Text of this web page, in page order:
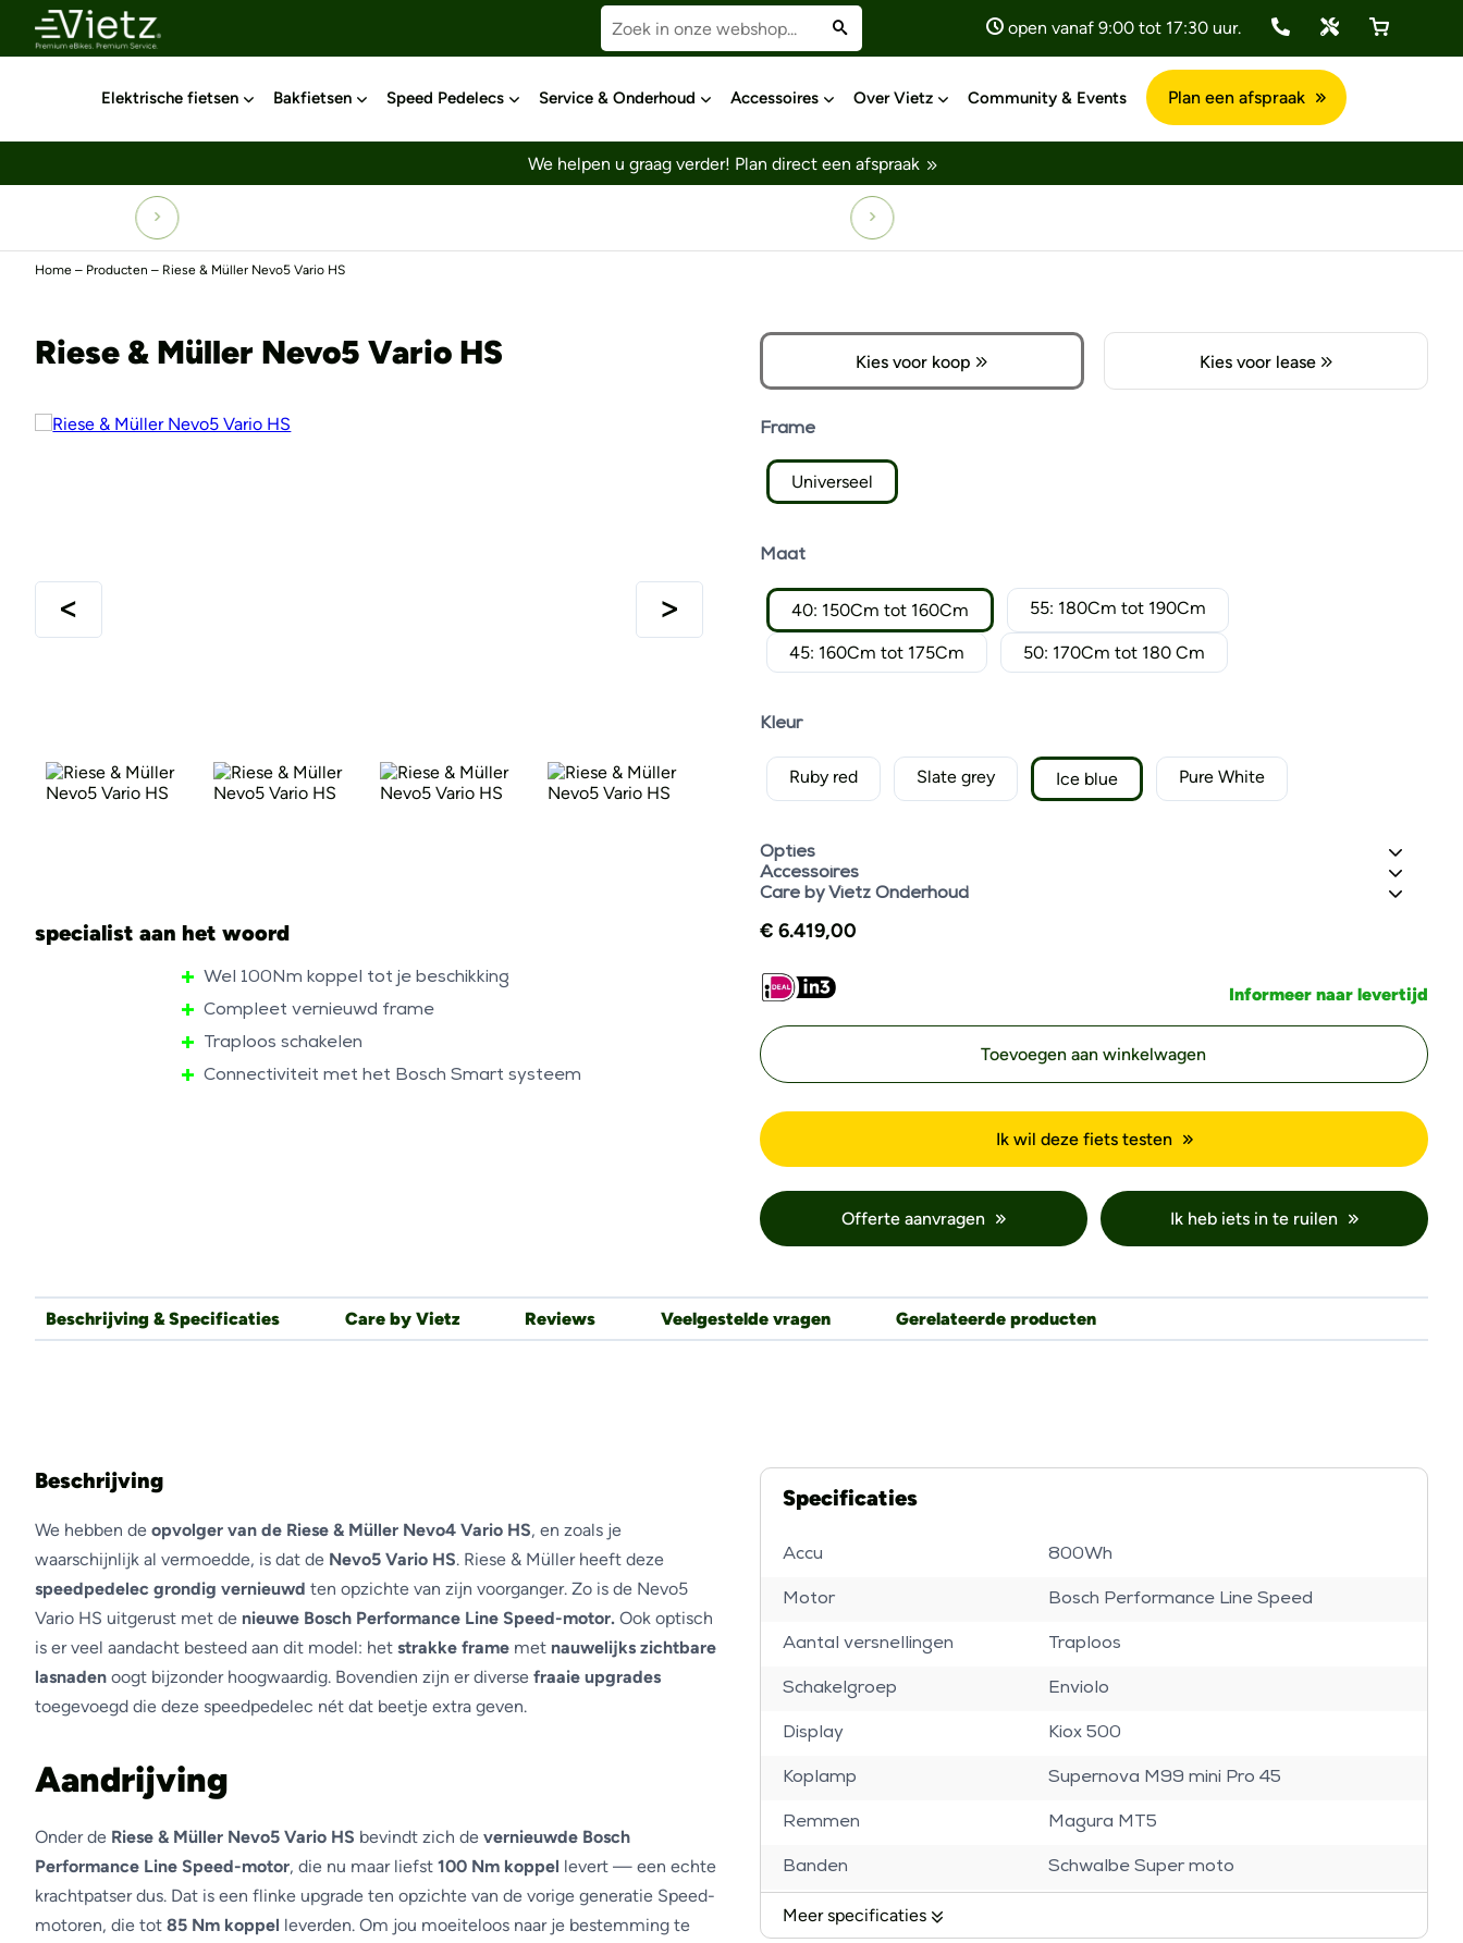
open vanaf 9:00 tot 17:30 uur.
Elektrische fietsen Bakfietsen Speed Pedelecs Service & Onderhoud Accessoires Over Vietz Community & Events Plan een afspraak
We helpen u graag verder! Plan direct een afspraak
Home – Producten – Riese & Müller Nevo5 Vario HS
Riese & Müller Nevo5 Vario HS
specialist aan het woord
Wel 100Nm koppel tot je beschikking
Compleet vernieuwd frame
Traploos schakelen
Connectiviteit met het Bosch Smart systeem
Kies voor koop Kies voor lease
Informeer naar levertijd
Frame
Universeel
Maat
40: 150Cm tot 160Cm 55: 180Cm tot 190Cm
45: 160Cm tot 175Cm 50: 170Cm tot 180 Cm
Kleur
Ruby red Slate grey Ice blue Pure White
Opties
Accessoires
Care by Vietz Onderhoud
€ 6.419,00
Toevoegen aan winkelwagen
Ik wil deze fiets testen
Offerte aanvragen Ik heb iets in te ruilen
Beschrijving & Specificaties Care by Vietz Reviews Veelgestelde vragen Gerelateerde producten
Beschrijving
We hebben de opvolger van de Riese & Müller Nevo4 Vario HS, en zoals je
waarschijnlijk al vermoedde, is dat de Nevo5 Vario HS. Riese & Müller heeft deze
speedpedelec grondig vernieuwd ten opzichte van zijn voorganger. Zo is de Nevo5
Vario HS uitgerust met de nieuwe Bosch Performance Line Speed-motor. Ook optisch
is er veel aandacht besteed aan dit model: het strakke frame met nauwelijks zichtbare
lasnaden oogt bijzonder hoogwaardig. Bovendien zijn er diverse fraaie upgrades
toegevoegd die deze speedpedelec nét dat beetje extra geven.
Aandrijving
Onder de Riese & Müller Nevo5 Vario HS bevindt zich de vernieuwde Bosch
Performance Line Speed-motor, die nu maar liefst 100 Nm koppel levert — een echte
krachtpatser dus. Dat is een flinke upgrade ten opzichte van de vorige generatie Speed-
motoren, die tot 85 Nm koppel leverden. Om jou moeiteloos naar je bestemming te
Specificaties
Accu 800Wh
Motor Bosch Performance Line Speed
Aantal versnellingen Traploos
Schakelgroep Enviolo
Display Kiox 500
Koplamp Supernova M99 mini Pro 45
Remmen Magura MT5
Banden Schwalbe Super moto
Voorvork
Meer specificaties